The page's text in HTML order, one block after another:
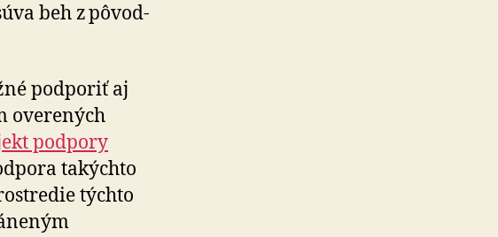
beh z pô­vod­
podporiť aj
overených
podpory
takýchto
týchto